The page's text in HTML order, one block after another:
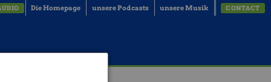
Die Homepage unsere Podcasts unsere Musik CONTACT